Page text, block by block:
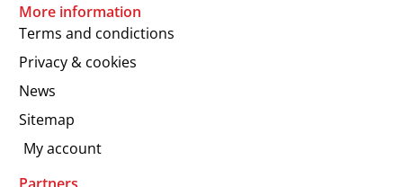
More information
Terms and condictions
Privacy & cookies
News
Sitemap
My account